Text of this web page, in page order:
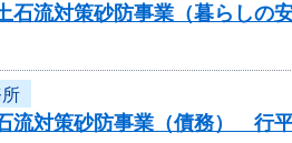
石流対策砂防事業（暮らし
流対策砂防事業（債務） 行